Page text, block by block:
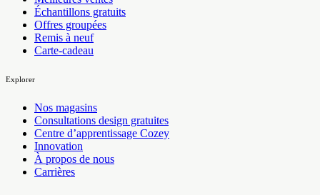
Échantillons gratuits
Offres groupées
Remis à neuf
Carte-cadeau
Explorer
Nos magasins
Consultations design gratuites
Centre d’apprentissage Cozey
Innovation
À propos de nous
Carrières